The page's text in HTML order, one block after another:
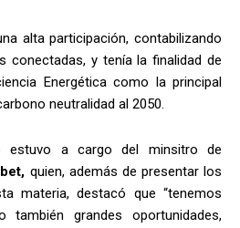
alta participación, contabilizando
conectadas, y tenía la finalidad de
Energética como la principal
neutralidad al 2050.
estuvo a cargo del minsitro de
quien, además de presentar los
materia, destacó que “tenemos
también grandes oportunidades,